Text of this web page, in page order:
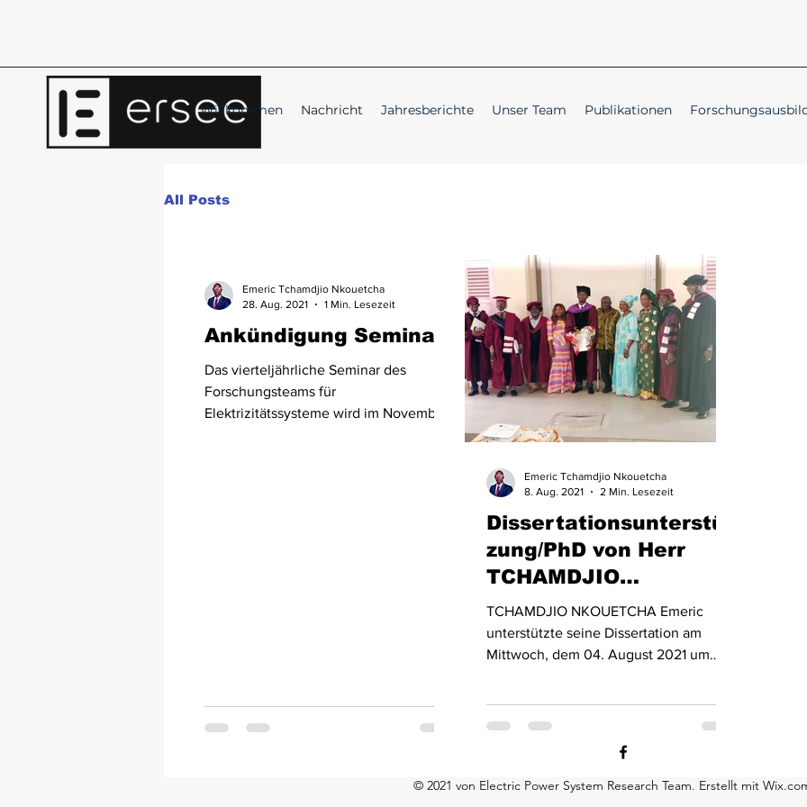
Willkommen Nachricht Jahresberichte Unser Team Publikationen
All Posts
Ankündigung Seminar
Das vierteljährliche Seminar des
Forschungsteams für
Elektrizitätssysteme wird im November
Emeric Tchamdjio Nkouetcha
28. Aug. 2021
1 Min. Lesezeit
Dissertationsunterstüt
zung/PhD von Herr
TCHAMDJIO
NKOUETCHA Emeric
diesen 4. August 2021
TCHAMDJIO NKOUETCHA Emeric
unterstützte seine Dissertation am
Mittwoch, dem 04. August 2021 um
Emeric Tchamdjio Nkouetcha
8. Aug. 2021
2 Min. Lesezeit
© 2021 von Electric Power System Research Team. Erstellt mit